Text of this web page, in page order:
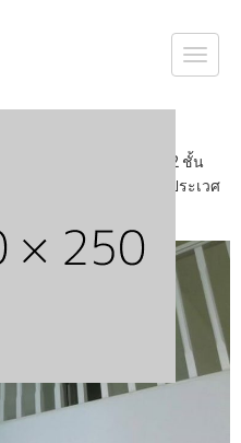
ขายบ้านเดี่ยว 2 ชั้น
เฉลิมพระเกียรติ 62 เขตประเวศ